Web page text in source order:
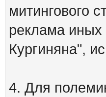
митингового
реклама иных
Кургиняна",
4. Для